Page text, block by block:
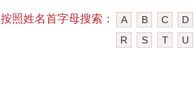
按照姓名首字母搜索： A B C D
R
S T U